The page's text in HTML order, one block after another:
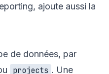
ajoute aussi la
de données, par
projects . Une